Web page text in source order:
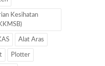
Kesihatan
Alat Aras
Plotter